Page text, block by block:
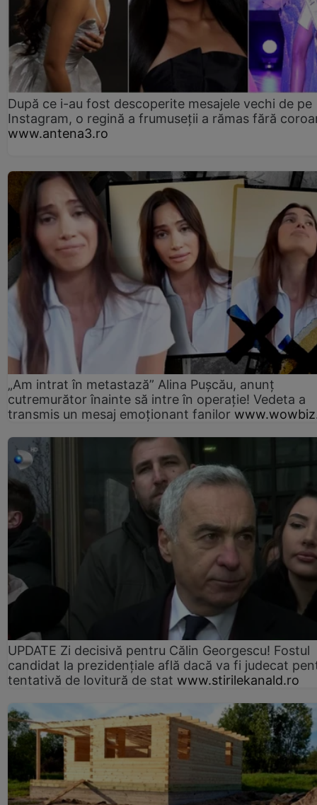
După ce i-au fost descoperite mesajele vechi de pe
Instagram, o regină a frumuseții a rămas fără
www.antena3.ro
„Am intrat în metastază” Alina Pușcău, anunț
cutremurător înainte să intre în operație! Vedeta a
transmis un mesaj emoționant fanilor
UPDATE Zi decisivă pentru Călin Georgescu! Fostul
candidat la prezidențiale află dacă va fi judecat
tentativă de lovitură de stat www.stirilekanald.ro